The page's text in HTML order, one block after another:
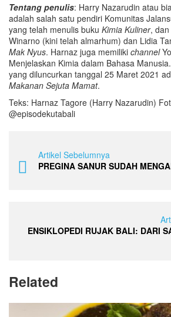
Tentang penulis: Harry Nazarudin atau
adalah salah satu pendiri Komunitas
yang telah menulis buku Kimia Kuliner,
Winarno (kini telah almarhum) dan Lidia
Mak Nyus. Harnaz juga memiliki channel
Menjelaskan Kimia dalam Bahasa
yang diluncurkan tanggal 25 Maret 2021
Makanan Sejuta Mamat.
Teks: Harnaz Tagore (Harry Nazarudin)
@episodekutabali
Artikel Sebelumnya
PREGINA SANUR SUDAH
ENSIKLOPEDI RUJAK BALI: DARI
Related